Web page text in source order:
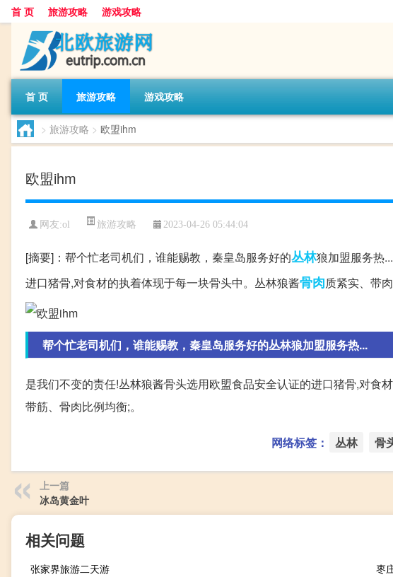
首 页 旅游攻略 游戏攻略
首 页 旅游攻略 游戏攻略
> 旅游攻略 > 欧盟ihm
欧盟ihm
网友:ol 旅游攻略 2023-04-26 05:44:04
[摘要]：帮个忙老司机们，谁能赐教，秦皇岛服务好的丛林狼加盟服务热
进口猪骨,对食材的执着体现于每一块骨头中。丛林狼酱骨肉质紧实、带
帮个忙老司机们，谁能赐教，秦皇岛服务好的丛林狼加盟服务热...
是我们不变的责任!丛林狼酱骨头选用欧盟食品安全认证的进口猪骨,对食
带筋、骨肉比例均衡;。
网络标签： 丛林 骨
上一篇
冰岛黄金叶
相关问题
张家界旅游二天游
枣